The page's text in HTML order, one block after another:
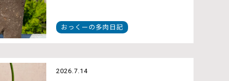
おっくーの多肉日記
2026.7.14